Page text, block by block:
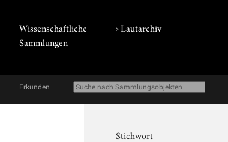
Wissenschaftliche
Sammlungen
›Lautarchiv
Erkunden
Stichwort